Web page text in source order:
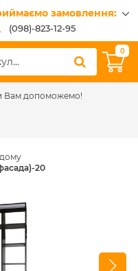
замовлення:
(098)-823-12-95
(099)-608-42-32
(093)-618-62-02
sales@meblium.com.ua
0
Вам допоможемо!
20